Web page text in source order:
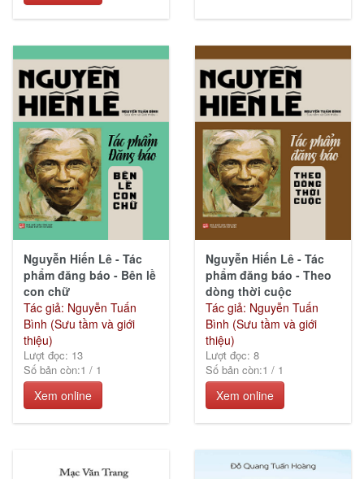
(74)
Chí
Minh
Nguyễn Hiến Lê - Tác
phẩm đăng báo - Bên lề
con chữ
Tác giả: Nguyễn Tuấn
Bình (Sưu tầm và giới
thiệu)
Lượt đọc: 13
Số bản còn:1 /1
Xem online
Nguyễn Hiến Lê - Tác
phẩm đăng báo - Theo
dòng thời cuộc
Tác giả: Nguyễn Tuấn
Bình (Sưu tầm và giới
thiệu)
Lượt đọc: 8
Số bản còn:1 /1
Xem online